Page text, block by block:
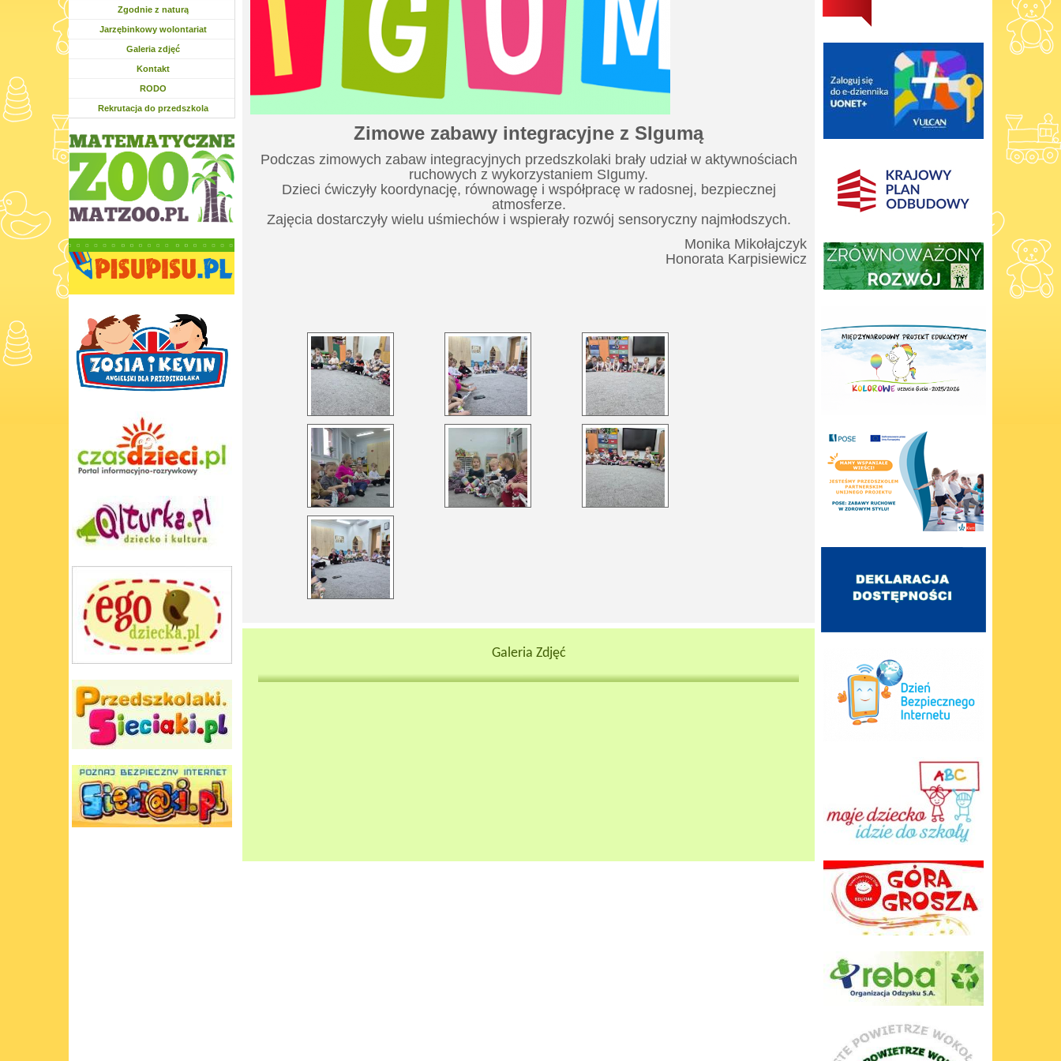
Zgodnie z naturą
Jarzębinkowy wolontariat
Galeria zdjęć
Kontakt
RODO
Rekrutacja do przedszkola
Zimowe zabawy integracyjne z SIgumą
Podczas zimowych zabaw integracyjnych przedszkolaki brały udział w aktywnościach
ruchowych z wykorzystaniem SIgumy.
Dzieci ćwiczyły koordynację, równowagę i współpracę w radosnej, bezpiecznej
atmosferze.
Zajęcia dostarczyły wielu uśmiechów i wspierały rozwój sensoryczny najmłodszych.
Monika Mikołajczyk
Honorata Karpisiewicz
Galeria Zdjęć